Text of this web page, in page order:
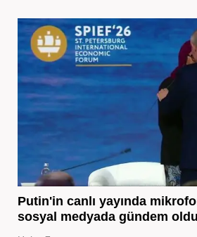
Putin'in canlı yayında
sosyal medyada gündem oldu